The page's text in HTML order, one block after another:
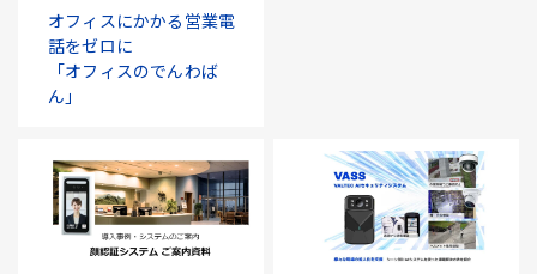
オフィスにかかる営業電
話をゼロに
「オフィスのでんわば
ん」